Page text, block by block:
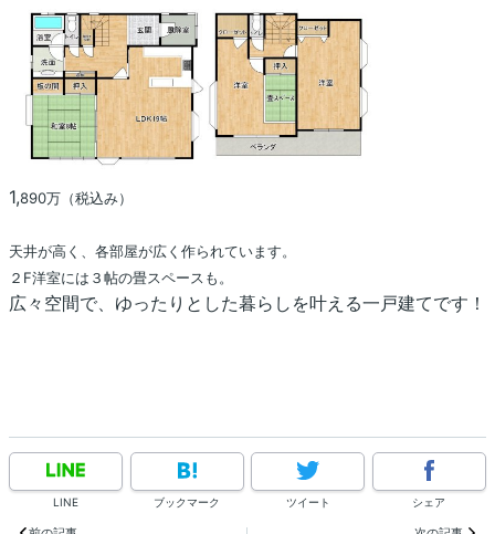
1,890万（税込み）
天井が高く、各部屋が広く作られています。
２F洋室には３帖の畳スペースも。
広々空間で、ゆったりとした暮らしを叶える一戸建てです！
LINE ブックマーク ツイート シェア